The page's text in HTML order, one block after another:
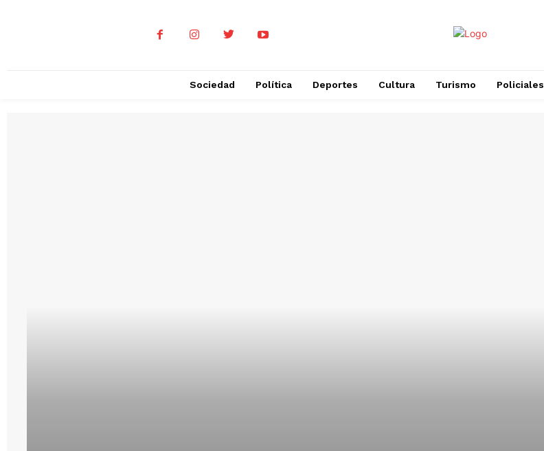
Sociedad Política Deportes Cultura Turismo Policiales